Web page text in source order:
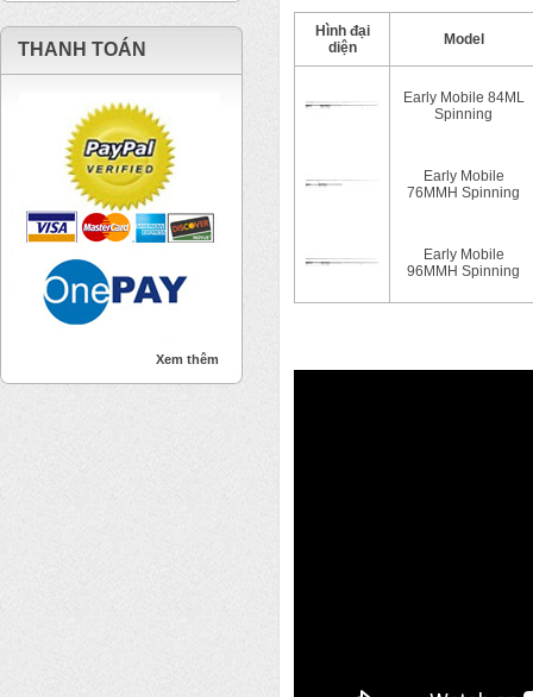
THANH TOÁN
Xem thêm
Hình đại
diện
Model
Early Mobile 84ML
Spinning
Early Mobile
76MMH Spinning
Early Mobile
96MMH Spinning